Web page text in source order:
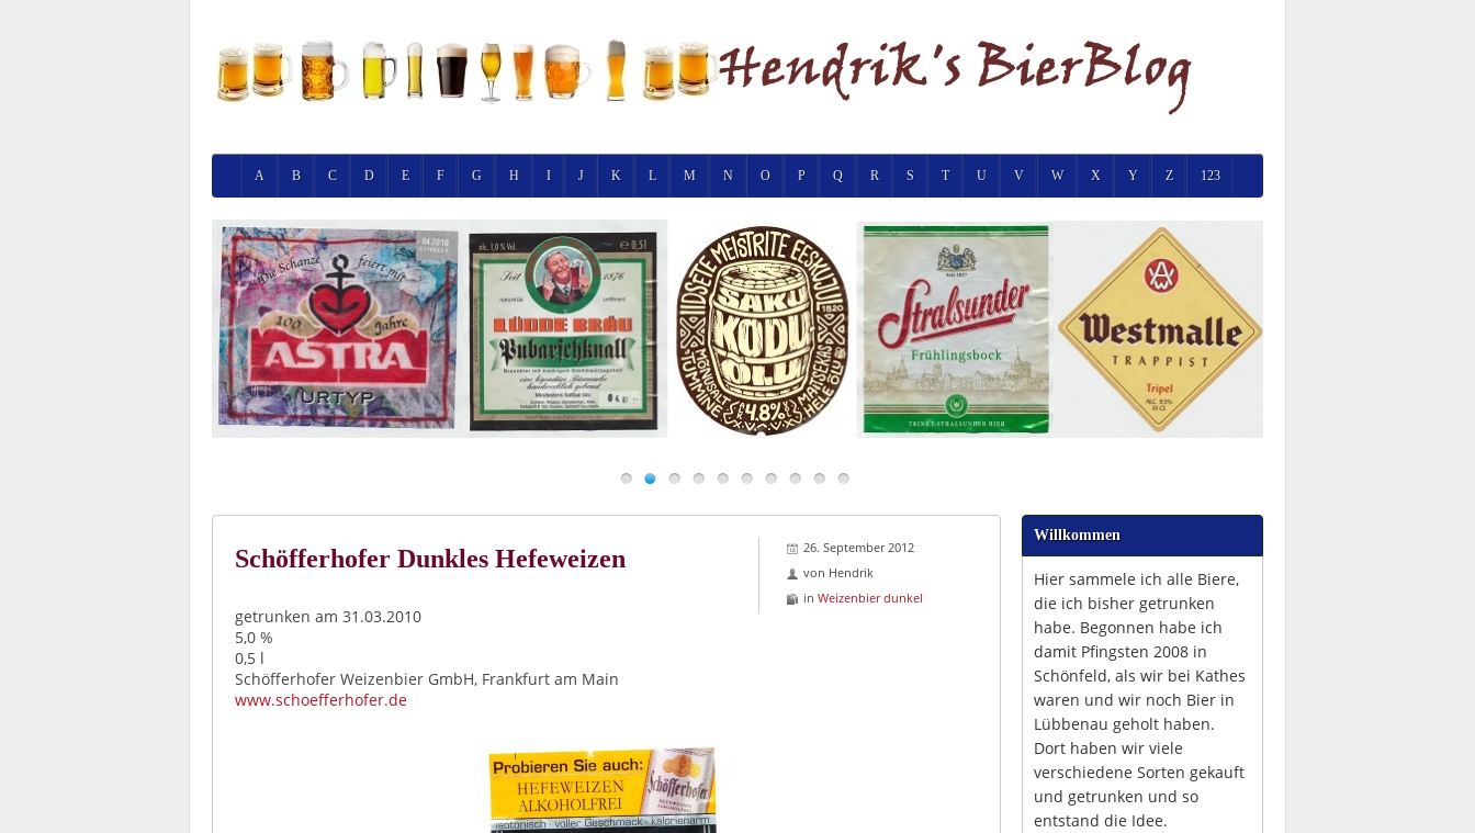
A B C D E F G H I J K L M N O P Q R S T U V W X Y Z 123
26. September 2012
von Hendrik
in Weizenbier dunkel
Schöfferhofer Dunkles Hefeweizen
getrunken am 31.03.2010
5,0 %
0,5 l
Schöfferhofer Weizenbier GmbH, Frankfurt am Main
www.schoefferhofer.de
Willkommen
Hier sammele ich alle Biere,
die ich bisher getrunken
habe. Begonnen habe ich
damit Pfingsten 2008 in
Schönfeld, als wir bei Kathes
waren und wir noch Bier in
Lübbenau geholt haben.
Dort haben wir viele
verschiedene Sorten gekauft
und getrunken und so
entstand die Idee.